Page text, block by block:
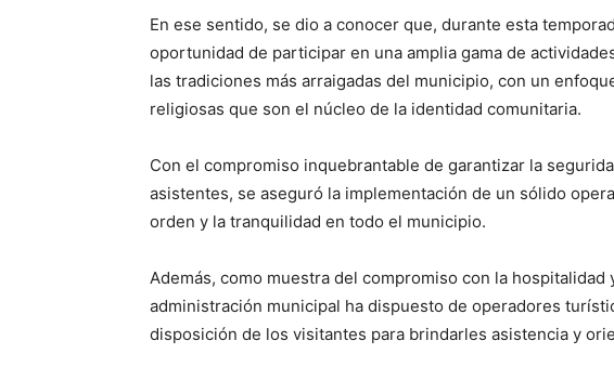
En ese sentido, se dio a conocer que, durante esta
oportunidad de participar en una amplia gama de
las tradiciones más arraigadas del municipio, con un
religiosas que son el núcleo de la identidad comunitaria.
Con el compromiso inquebrantable de garantizar la
asistentes, se aseguró la implementación de un sólido
orden y la tranquilidad en todo el municipio.
Además, como muestra del compromiso con la
administración municipal ha dispuesto de operadores
disposición de los visitantes para brindarles asistencia y